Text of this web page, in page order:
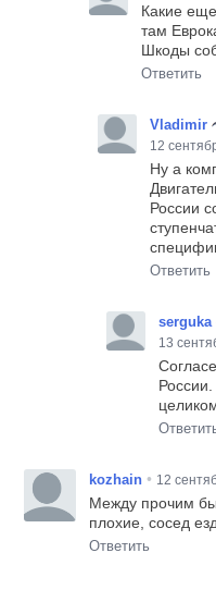
Какие
там
Шкоды
Ответить
Vladimir
12
Ну а
России
Ответить
serguka
13
kozhain • 12
Между прочим
плохие, сосед
Ответить